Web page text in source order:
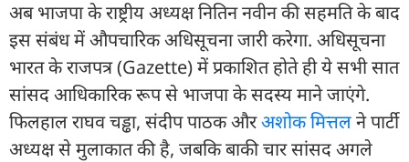
अब भाजपा के राष्ट्रीय अध्यक्ष नितिन नवीन की सहमति के बाद
इस संबंध में औपचारिक अधिसूचना जारी करेगा. अधिसूचना
भारत के राजपत्र (Gazette) में प्रकाशित होते ही ये सभी सात
सांसद आधिकारिक रूप से भाजपा के सदस्य माने जाएंगे.
फिलहाल राघव चड्ढा, संदीप पाठक औरअशोक मित्तलने पार्टी
अध्यक्ष से मुलाकात की है, जबकि बाकी चार सांसद अगले